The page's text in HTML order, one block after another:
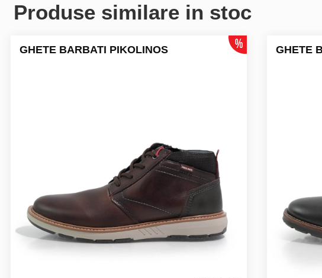
Produse similare in stoc
GHETE BARBATI PIKOLINOS GHETE